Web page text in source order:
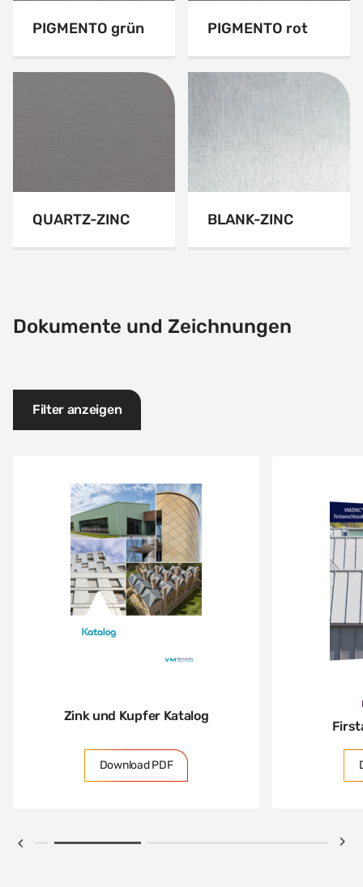
PIGMENTO grün PIGMENTO rot
QUARTZ-ZINC BLANK-ZINC
Dokumente und Zeichnungen
Filter anzeigen
Zink und Kupfer Katalog
Download PDF